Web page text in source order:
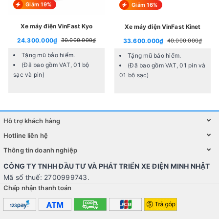
đua Satako Avakan mang đến trải nghiệm đạp xe
chuyên nghiệp và thú vị. Khung nhôm 6061 cao cấp
đảm bảo độ bền bỉ, chịu lực tốt, giúp người đạp yên
tâm chinh phục mọi cung đường.
Giảm 19%
Xe máy điện VinFast Kyo
24.300.000₫ 30.000.000₫
Tặng mũ bảo hiểm.
(Đã bao gồm VAT, 01 bộ
sạc và pin)
Giảm 16%
Xe máy điện VinFast Kinet
33.600.000₫ 40.000.000₫
Tặng mũ bảo hiểm.
(Đã bao gồm VAT, 01 pin và
01 bộ sạc)
Hỗ trợ khách hàng
Hotline liên hệ
Thông tin doanh nghiệp
CÔNG TY TNHH ĐẦU TƯ VÀ PHÁT TRIỂN XE ĐIỆN MINH NHẬT
Mã số thuế: 2700999743.
Chấp nhận thanh toán